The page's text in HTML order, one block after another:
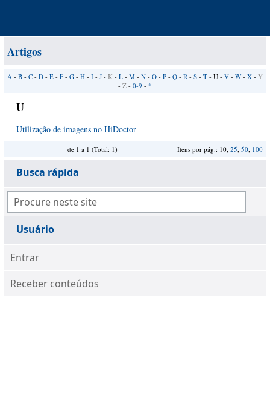
Artigos
A - B - C - D - E - F - G - H - I - J - K - L - M - N - O - P - Q - R - S - T - U - V - W - X - Y
- Z - 0-9 - *
U
Utilização de imagens no HiDoctor
Itens por pág.: 10, 25, 50, 100
de 1 a 1 (Total: 1)
Busca rápida
Usuário
Entrar
Receber conteúdos